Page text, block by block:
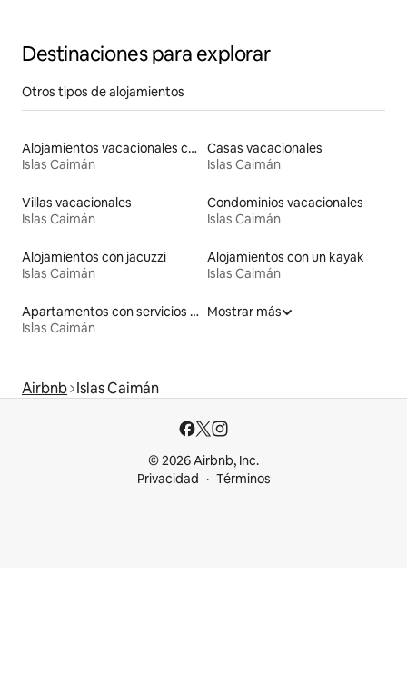
Destinaciones para explorar
Otros tipos de alojamientos
Alojamientos vacacionales con piscina
Islas Caimán
Casas vacacionales
Islas Caimán
Villas vacacionales
Islas Caimán
Condominios vacacionales
Islas Caimán
Alojamientos con jacuzzi
Islas Caimán
Alojamientos con un kayak
Islas Caimán
Apartamentos con servicios incluidos vacacionales
Islas Caimán
Mostrar más
Airbnb Islas Caimán
© 2026 Airbnb, Inc.
Privacidad
Términos